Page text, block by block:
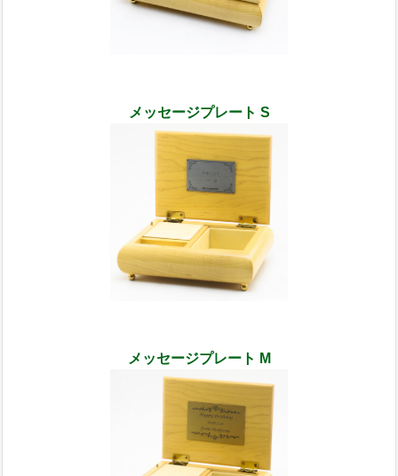
メッセージプレート S
メッセージプレート M